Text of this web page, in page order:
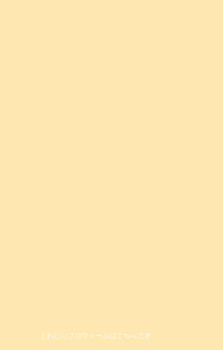
くわしいプロフィールはこちらです